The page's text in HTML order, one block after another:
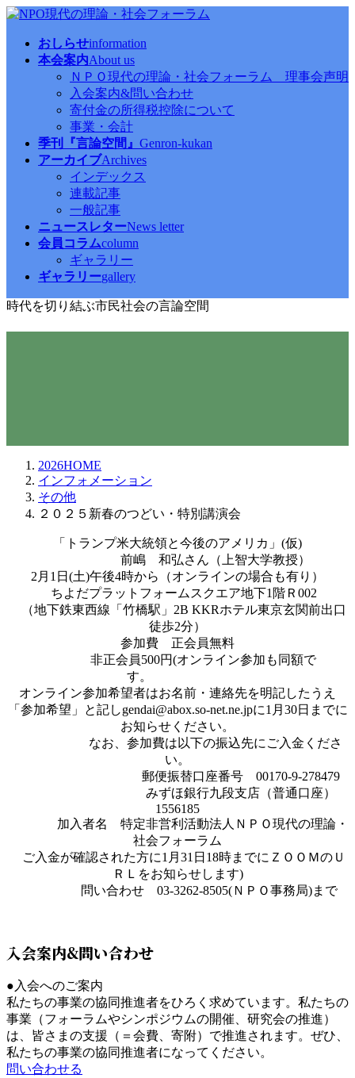
コ
ナ
おしらせinformation
本会案内About us
ＮＰＯ現代の理論・社会フォーラム 理事会声明
入会案内&問い合わせ
寄付金の所得税控除について
事業・会計
季刊『言論空間』 Genron-kukan
アーカイブArchives
インデックス
連載記事
一般記事
ニュースレターNews letter
会員コラムcolumn
ギャラリー
ギャラリーgallery
時代を切り結ぶ市民社会の言論空間
2026HOME
インフォメーション
その他
２０２５新春のつどい・特別講演会
「トランプ米大統領と今後のアメリカ」(仮)
前嶋 和弘さん（上智大学教授）
2月1日(土)午後4時から（オンラインの場合も有り）
ちよだプラットフォームスクエア地下1階Ｒ002
（地下鉄東西線「竹橋駅」2B KKRホテル東京玄関前出口
徒歩2分）
参加費 正会員無料
非正会員500円(オンライン参加も同額で
す。
オンライン参加希望者はお名前・連絡先を明記したうえ
「参加希望」と記しgendai@abox.so-net.ne.jpに1月30日までに
お知らせください。
なお、参加費は以下の振込先にご入金くださ
い。
郵便振替口座番号 00170-9-278479
みずほ銀行九段支店（普通口座）
1556185
加入者名 特定非営利活動法人ＮＰＯ現代の理論・
社会フォーラム
ご入金が確認された方に1月31日18時までにＺＯＯＭのＵ
ＲＬをお知らせします)
問い合わせ 03-3262-8505(ＮＰＯ事務局)まで
入会案内&問い合わせ
●入会へのご案内
私たちの事業の協同推進者をひろく求めています。私たちの
事業（フォーラムやシンポジウムの開催、研究会の推進）
は、皆さまの支援（＝会費、寄附）で推進されます。ぜひ、
私たちの事業の協同推進者になってください。
問い合わせる